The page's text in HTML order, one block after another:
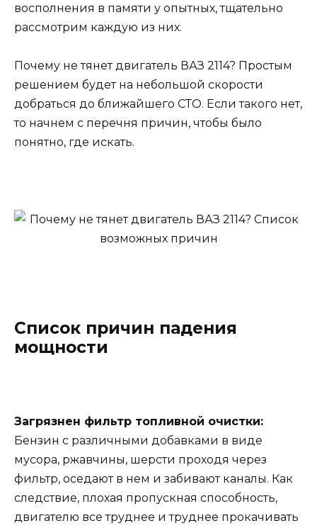
восполнения в памяти у опытных, тщательно
рассмотрим каждую из них.
Почему не тянет двигатель ВАЗ 2114? Простым
решением будет на небольшой скорости
добраться до ближайшего СТО. Если такого нет,
то начнем с перечня причин, чтобы было
понятно, где искать.
Список причин падения
мощности
Загрязнен фильтр топливной очистки:
Бензин с различными добавками в виде
мусора, ржавчины, шерсти проходя через
фильтр, оседают в нем и забивают каналы. Как
следствие, плохая пропускная способность,
двигателю все труднее и труднее прокачивать